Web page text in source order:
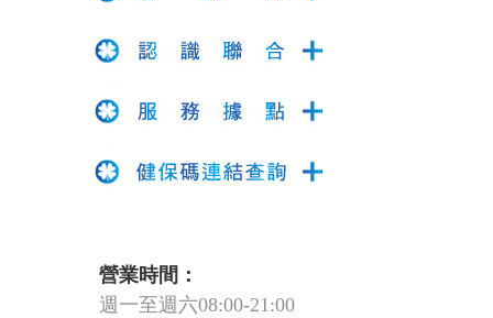
營業時間：
週一至週六08:00-21:00